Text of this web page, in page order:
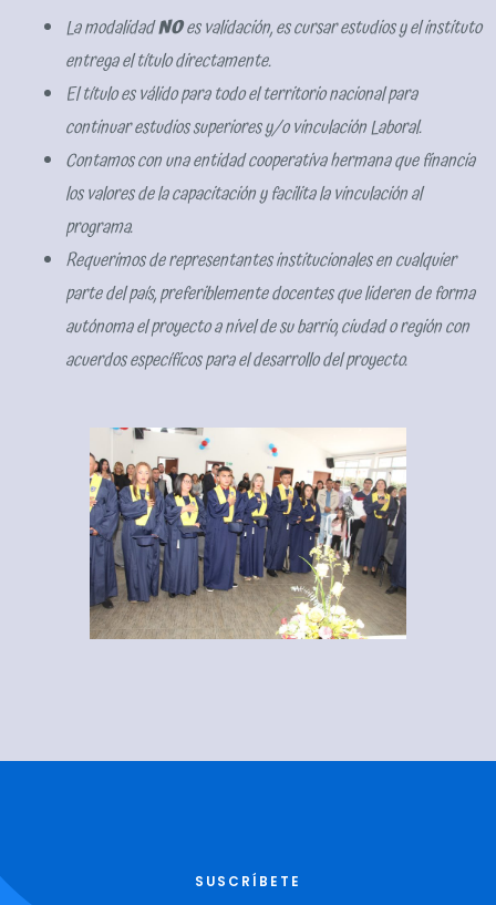
La modalidadNOes validación, es cursar estudios y el instituto
entrega el título directamente.
El título es válido para todo el territorio nacional para
continuar estudios superiores y/o vinculación Laboral.
Contamos con una entidad cooperativa hermana que financia
los valores de la capacitación y facilita la vinculación al
programa.
Requerimos de representantes institucionales en cualquier
parte del país, preferiblemente docentes que lideren de forma
autónoma el proyecto a nivel de su barrio, ciudad o región con
acuerdos específicos para el desarrollo del proyecto.
SUSCRÍBETE